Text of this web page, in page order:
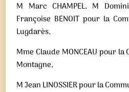
M Marc CHAMPEL, M
Françoise BENOIT pour la
Lugdarès,
Mme Claude MONCEAU pour la
Montagne,
M Jean LINOSSIER pour la